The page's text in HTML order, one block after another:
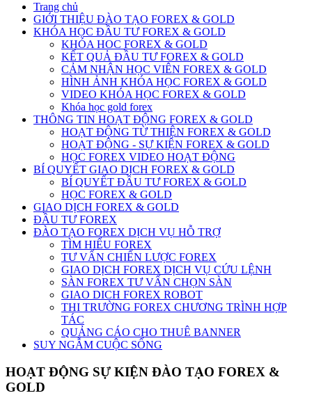
Trang chủ
GIỚI THIỆU ĐÀO TẠO FOREX & GOLD
KHÓA HỌC ĐẦU TƯ FOREX & GOLD
KHÓA HOC FOREX & GOLD
KẾT QUẢ ĐẦU TƯ FOREX & GOLD
CẢM NHẬN HỌC VIÊN FOREX & GOLD
HÌNH ẢNH KHÓA HỌC FOREX & GOLD
VIDEO KHÓA HỌC FOREX & GOLD
Khóa học gold forex
THÔNG TIN HOẠT ĐỘNG FOREX & GOLD
HOẠT ĐỘNG TỪ THIỆN FOREX & GOLD
HOẠT ĐỘNG - SỰ KIỆN FOREX & GOLD
HỌC FOREX VIDEO HOẠT ĐỘNG
BÍ QUYẾT GIAO DỊCH FOREX & GOLD
BÍ QUYẾT ĐẦU TƯ FOREX & GOLD
HỌC FOREX & GOLD
GIAO DỊCH FOREX & GOLD
ĐẦU TƯ FOREX
ĐÀO TẠO FOREX DỊCH VỤ HỖ TRỢ
TÌM HIỂU FOREX
TƯ VẤN CHIẾN LƯỢC FOREX
GIAO DỊCH FOREX DỊCH VỤ CỨU LỆNH
SÀN FOREX TƯ VẤN CHỌN SÀN
GIAO DICH FOREX ROBOT
THI TRƯỜNG FOREX CHƯƠNG TRÌNH HỢP
TÁC
QUẢNG CÁO CHO THUÊ BANNER
SUY NGẪM CUỘC SỐNG
HOẠT ĐỘNG SỰ KIỆN ĐÀO TẠO FOREX &
GOLD